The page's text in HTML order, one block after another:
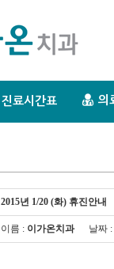
진료시간표 의
2015년 1/20 (화) 휴진안내
이름 : 이가온치과 날짜 :